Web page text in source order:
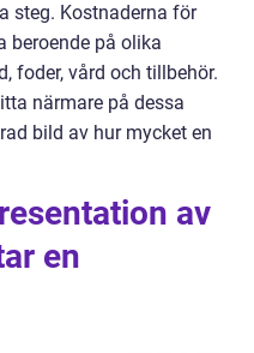
steg. Kostnaderna för
beroende på olika
foder, vård och tillbehör.
närmare på dessa
bild av hur mycket en
av
en